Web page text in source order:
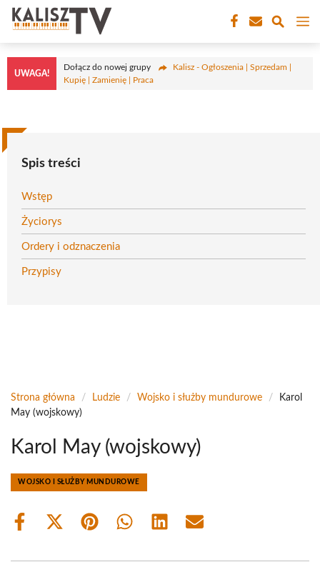
Przejdź
treści
UWAGA!
Dołącz do nowej grupy
Kalisz - Ogłoszenia | Sprzedam |
Kupię | Zamienię | Praca
Spis treści
Wstęp
Życiorys
Ordery i odznaczenia
Przypisy
Strona główna / Ludzie / Wojsko i służby mundurowe /
Karol
May (wojskowy)
Karol May (wojskowy)
WOJSKO I SŁUŻBY MUNDUROWE
Share
Share
(Twitter)
Share Share Share Share